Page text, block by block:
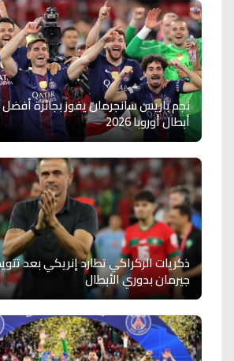
نجم باريس سانجرمان يفوز بجائزة
أبطال أوروبا 2026
ذكريات الركراكي تطارد إنريكي بعد
جيرمان بدوري الأبطال